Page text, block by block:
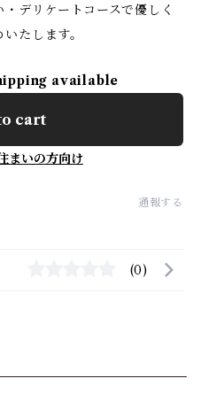
デリケートコースで優しく
たします。
available
cart
まいの方向け
通報する
(0)